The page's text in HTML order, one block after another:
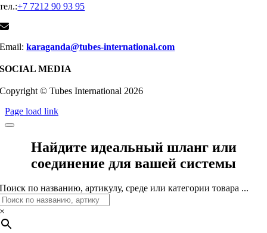
тел.:+7 7212 90 93 95
Email:karaganda@tubes-international.com
SOCIAL MEDIA
Copyright © Tubes International 2026
Page load link
Найдите идеальный шланг или
соединение для вашей системы
Поиск по названию, артикулу, среде или категории товара ...
×